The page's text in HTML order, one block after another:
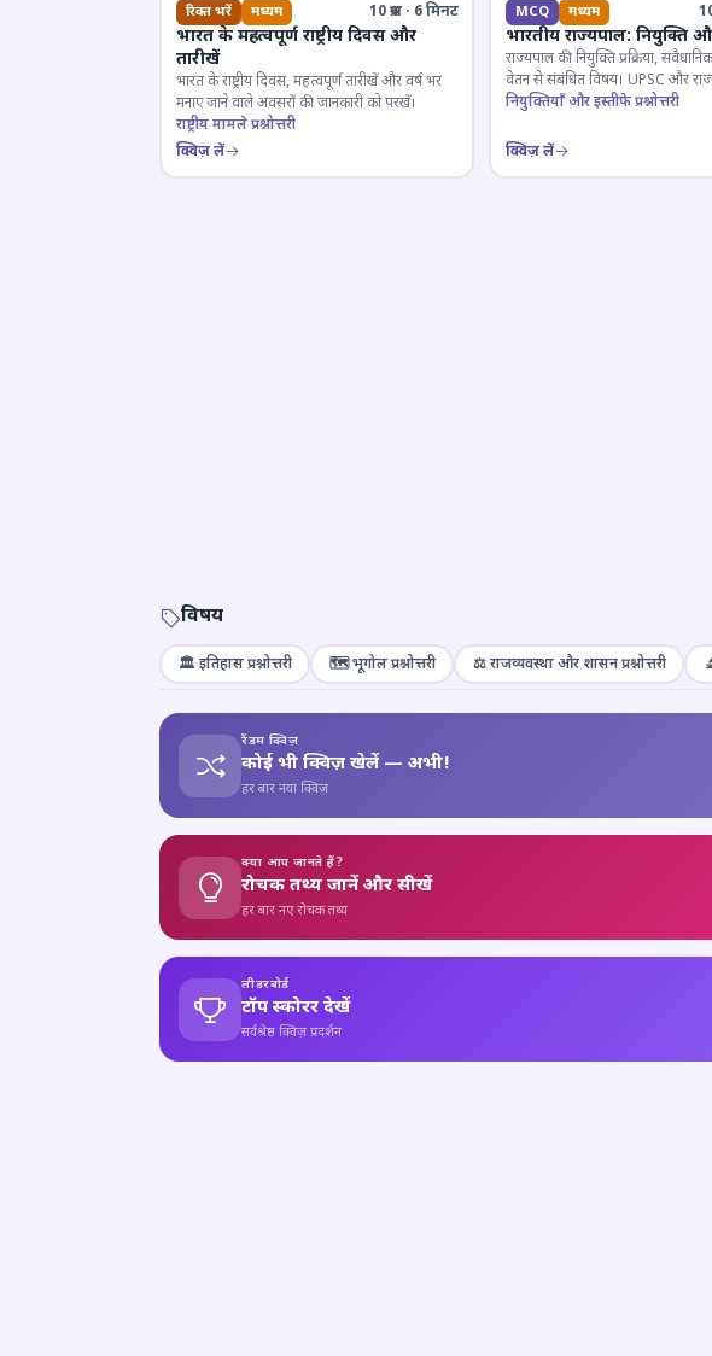
रिक्त भरें मध्यम 10 प्रश्न · 6 मिनट
भारत के महत्वपूर्ण राष्ट्रीय दिवस और
तारीखें
भारत के राष्ट्रीय दिवस, महत्वपूर्ण तारीखें और वर्ष भर
मनाए जाने वाले अवसरों की जानकारी को परखें।
राष्ट्रीय मामले प्रश्नोत्तरी
क्विज़ लें
MCQ मध्यम
भारतीय राज्यपाल: नियुक्ति
राज्यपाल की नियुक्ति प्रक्रिया,
वेतन से संबंधित विषय। UPSC और राज्य
के लिए महत्वपूर्ण।
नियुक्तियाँ और इस्तीफे प्रश्नोत्तरी
क्विज़ लें
विषय
🏛️ इतिहास प्रश्नोत्तरी 🗺️ भूगोल प्रश्नोत्तरी ⚖️ राजव्यवस्था और शासन प्रश्नोत्तरी
रैंडम क्विज़
कोई भी क्विज़ खेलें — अभी!
हर बार नया क्विज़
क्या आप जानते हैं?
रोचक तथ्य जानें और सीखें
हर बार नए रोचक तथ्य
लीडरबोर्ड
टॉप स्कोरर देखें
सर्वश्रेष्ठ क्विज़ प्रदर्शन